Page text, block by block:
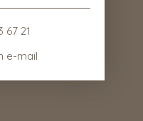
67 21
e-mail